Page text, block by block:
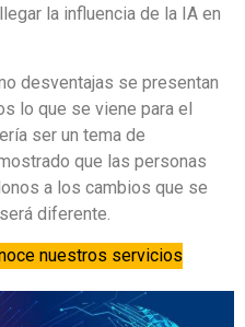
la influencia de la IA en
desventajas se presentan
lo que se viene para el
ser un tema de
que las personas
a los cambios que se
diferente.
nuestros servicios